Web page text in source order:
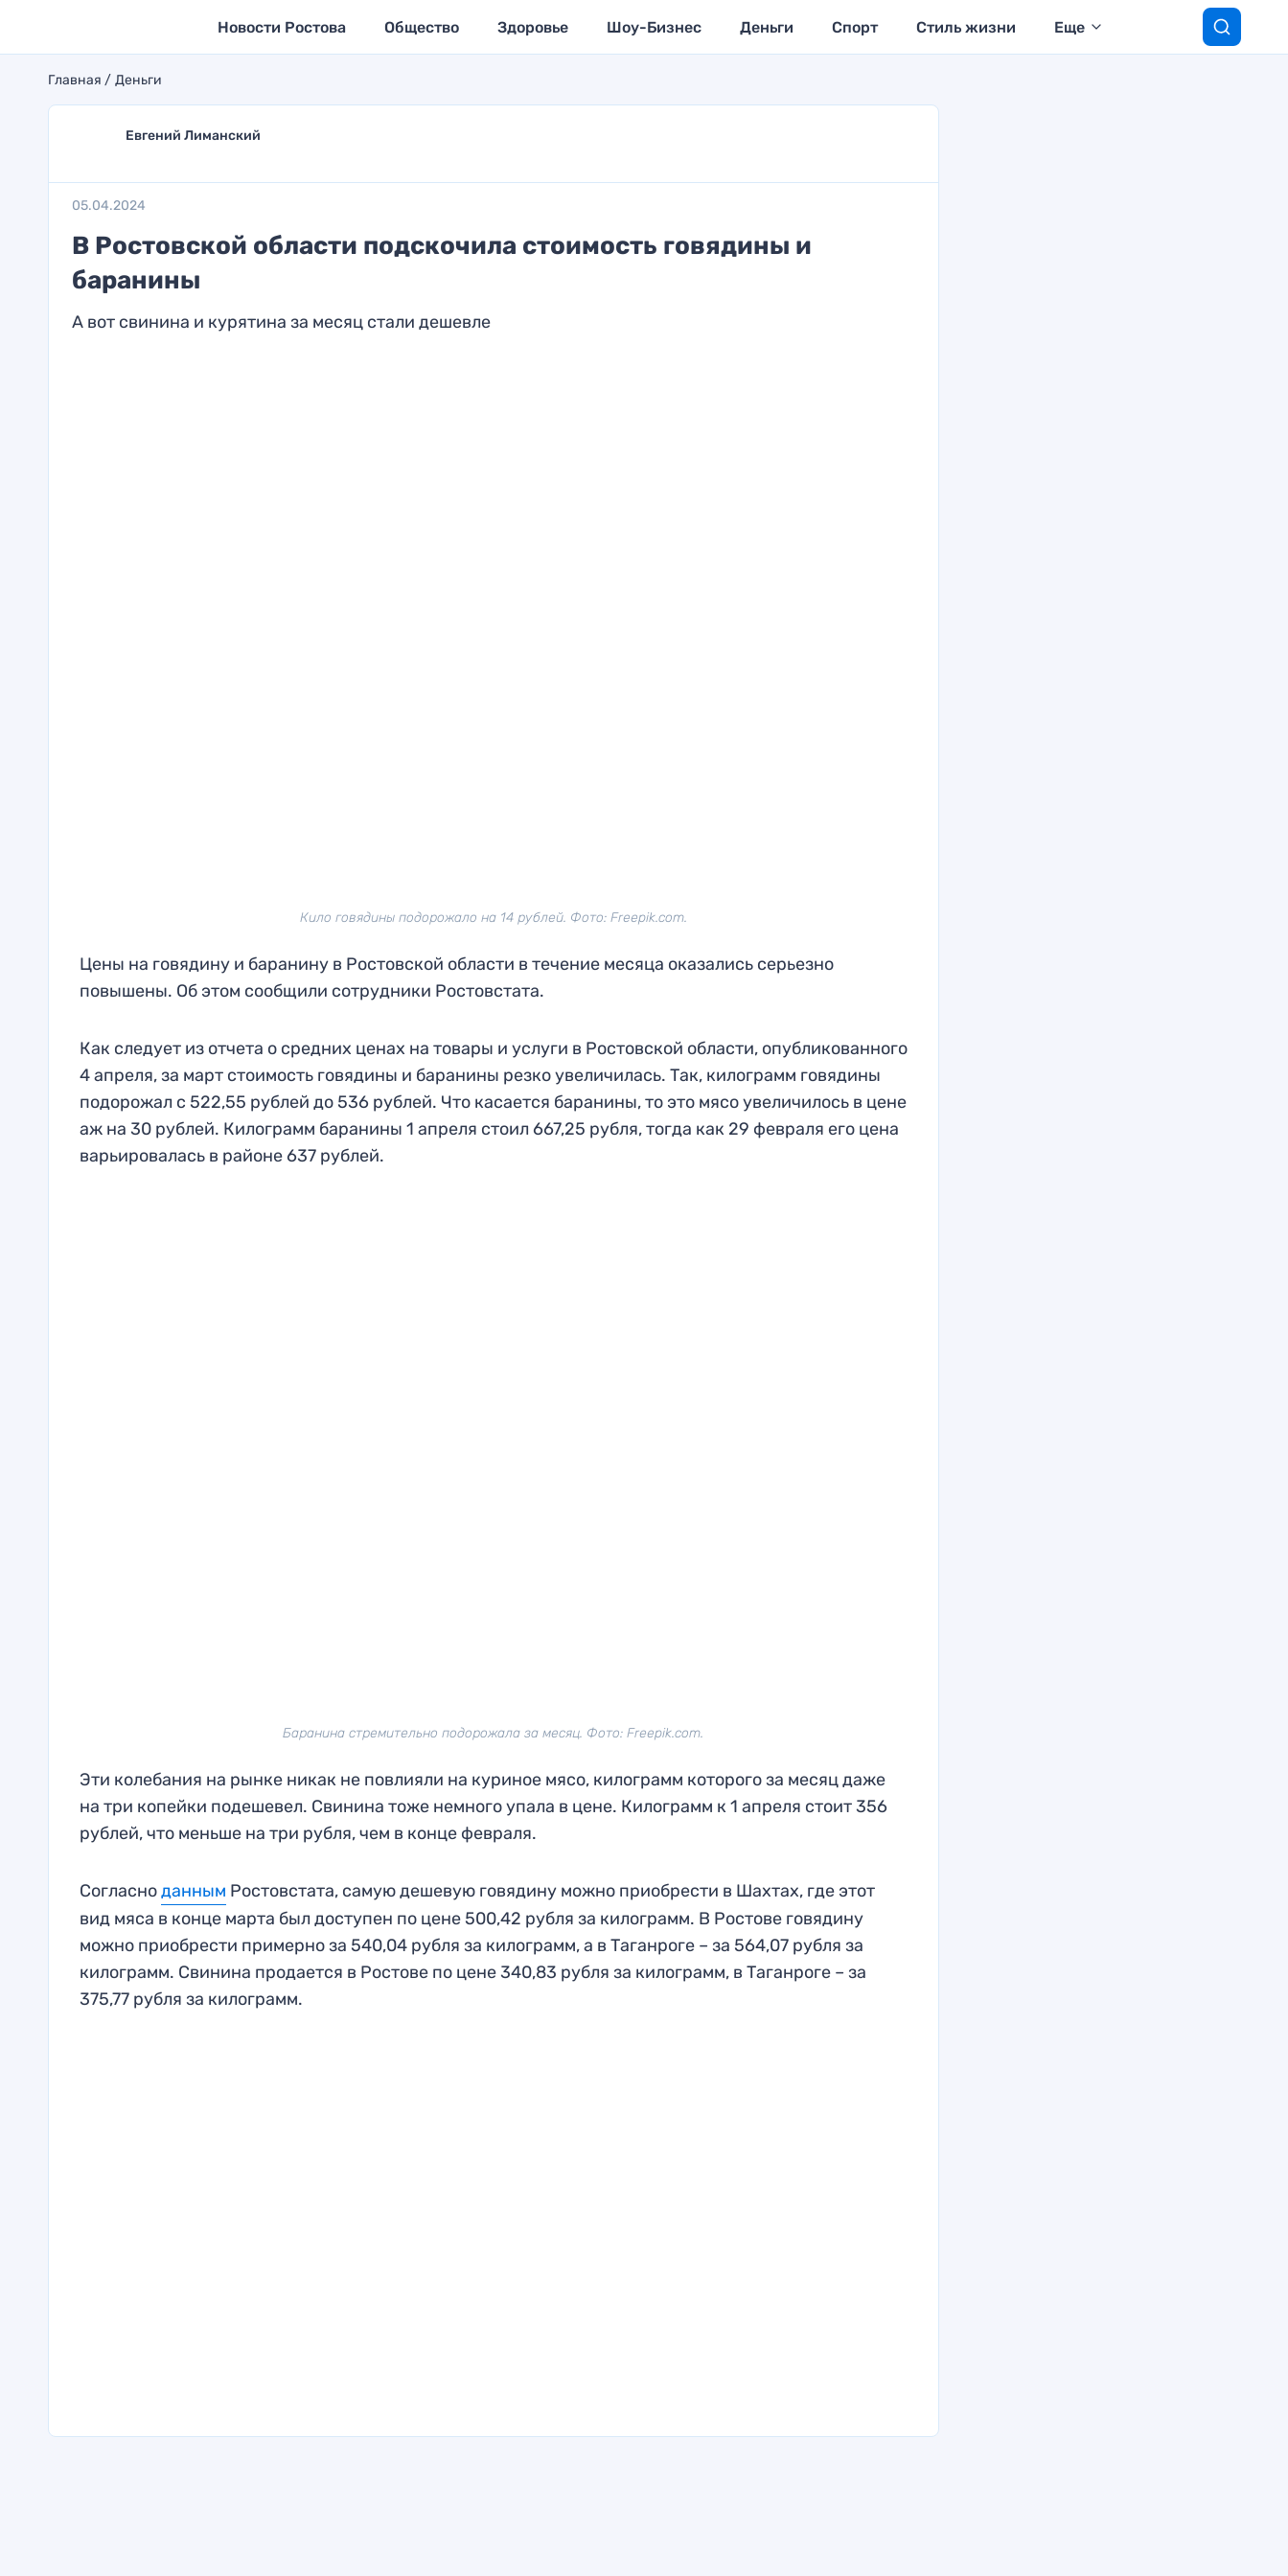
Новости Ростова Общество Здоровье Шоу-Бизнес Деньги Спорт Стиль жизни Еще
Главная Деньги
Евгений Лиманский
05.04.2024
В Ростовской области подскочила стоимость говядины и
баранины
А вот свинина и курятина за месяц стали дешевле
Кило говядины подорожало на 14 рублей. Фото: Freepik.com.
Цены на говядину и баранину в Ростовской области в течение месяца оказались серьезно
повышены. Об этом сообщили сотрудники Ростовстата.
Как следует из отчета о средних ценах на товары и услуги в Ростовской области, опубликованного
4 апреля, за март стоимость говядины и баранины резко увеличилась. Так, килограмм говядины
подорожал с 522,55 рублей до 536 рублей. Что касается баранины, то это мясо увеличилось в цене
аж на 30 рублей. Килограмм баранины 1 апреля стоил 667,25 рубля, тогда как 29 февраля его цена
варьировалась в районе 637 рублей.
Баранина стремительно подорожала за месяц. Фото: Freepik.com.
Эти колебания на рынке никак не повлияли на куриное мясо, килограмм которого за месяц даже
на три копейки подешевел. Свинина тоже немного упала в цене. Килограмм к 1 апреля стоит 356
рублей, что меньше на три рубля, чем в конце февраля.
Согласноданным Ростовстата, самую дешевую говядину можно приобрести в Шахтах, где этот
вид мяса в конце марта был доступен по цене 500,42 рубля за килограмм. В Ростове говядину
можно приобрести примерно за 540,04 рубля за килограмм, а в Таганроге – за 564,07 рубля за
килограмм. Свинина продается в Ростове по цене 340,83 рубля за килограмм, в Таганроге – за
375,77 рубля за килограмм.